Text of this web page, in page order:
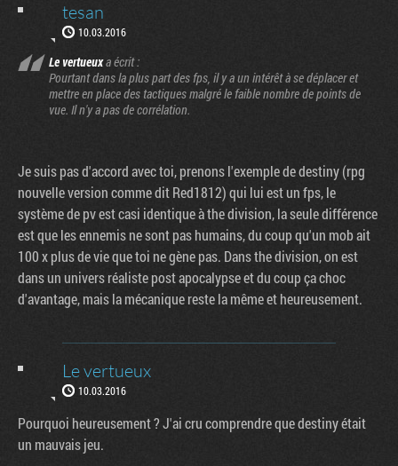
tesan
10.03.2016
Le vertueuxa écrit :
Pourtant dans la plus part des fps, il y a un intérêt à se déplacer et
mettre en place des tactiques malgré le faible nombre de points de
vue. Il n'y a pas de corrélation.
Je suis pas d'accord avec toi, prenons l'exemple de destiny (rpg
nouvelle version comme dit Red1812) qui lui est un fps, le
système de pv est casi identique à the division, la seule différence
est que les ennemis ne sont pas humains, du coup qu'un mob ait
100 x plus de vie que toi ne gène pas. Dans the division, on est
dans un univers réaliste post apocalypse et du coup ça choc
d'avantage, mais la mécanique reste la même et heureusement.
Le vertueux
10.03.2016
Pourquoi heureusement ? J'ai cru comprendre que destiny était
un mauvais jeu.